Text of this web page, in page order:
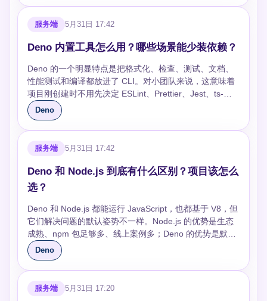
型检查和运行性能之间的取舍。 ## 追问 ### Deno 运行
TypeScript 时到底发生了什么？ 当你执行 `.ts` 文件时，
给 V8 执行，并把结果缓存起来。后续运行同一份代码
是首次运行或依赖变更时会有编译成本，所以大型项目不
要把“直接运行”理解成完全没有构建开销。踩坑点是远程
依赖版本不固定会导致缓存变化，建议在导入地址、npm
specifier 或 lock 文件里锁住版本。 ```bash deno run
src/main.ts deno cache src/main.ts deno run --reload
src/main.ts ``` ### deno check 和 deno run --check 有什
么区别？ `deno check` 只做类型检查，不执行代码，适
前做类型检查，更适合本地调试关键入口。取舍是每次运
行都检查会更稳，但反馈速度可能变慢；开发期可以按场
景选择，CI 必须保留明确的类型检查步骤。常见坑是以为
`deno run` 默认总会拦住所有类型错误，实际项目最好显
式运行 `deno check`，避免配置或版本差异造成误判。
```bash deno check src/main.ts deno run --check --
allow-net src/main.ts ``` ### Deno 还需要 tsconfig.json
吗？ 很多简单项目不需要单独的 `tsconfig.json`，一个
`deno.json` 就能管理 tasks、imports、fmt、lint 和
compilerOptions。这样配置集中，脚本和服务端项目会清
爽很多。边界是如果你和 Node.js、前端框架或
服务端 5月31日 17:42
Deno 内置工具怎么用？哪些场景能少装依赖？
Deno 的一个明显特点是把格式化、检查、测试、文档、
性能测试和编译都放进了 CLI。对小团队来说，这意味着
项目刚创建时不用先决定 ESLint、Prettier、Jest、ts-
node、打包器分别怎么配。它不是要替代所有前端工程工
具，而是把 TypeScript 服务端、脚本和库开发中最常见的
流程先收拢起来。 ## 追问 ### deno fmt 和 deno lint 能
替代 Prettier、ESLint 吗？ 在纯 Deno 项目里，大多数情
用，团队不用争论缩进、引号和基础规则。取舍是规则可
配置空间没有 ESLint 那么大，如果项目有大量自定义 lint
规则、React 特定规则或历史代码风格，迁移时会有摩
擦。边界也很清楚：Deno 工具更适合统一风格和抓常见
问题，不适合承载复杂业务规范。常见坑是把 `deno fmt`
直接作用到整个仓库，结果格式化了不该改的生成文件，
所以要在 `deno.json` 里排除目录。 ```json { "fmt": {
"exclude": ["dist", "coverage"] }, "lint": { "exclude": ["dist",
"vendor"] } } ``` ```bash deno fmt --check deno lint ```
具函数、HTTP handler、Deno 服务端模块和不依赖浏览
Deno
服务端 5月31日 17:42
Deno 和 Node.js 到底有什么区别？项目该怎么
选？
Deno 和 Node.js 都能运行 JavaScript，也都基于 V8，但
它们解决问题的默认姿势不一样。Node.js 的优势是生态
成熟、npm 包足够多、线上案例多；Deno 的优势是默认
安全、原生 TypeScript、工具链内置，并且更贴近 Web
标准。真正选型时，不要只看“新不新”，要看项目依赖、
团队经验、部署环境和安全边界。 ## 追问 ### Deno 和
Node.js 的模块管理差在哪？ Node.js 早期以 CommonJS
Deno
服务端 5月31日 17:20